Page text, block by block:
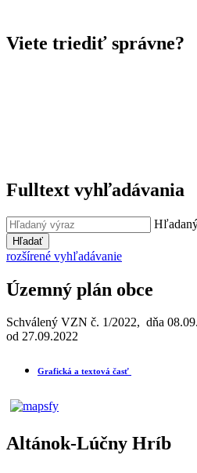
Viete triediť správne?
Fulltext vyhľadávania
Hľadať
rozšírené vyhľadávanie
Územný plán obce
Schválený VZN č. 1/2022, dňa
od 27.09.2022
Grafická a textová časť
Altánok-Lúčny Hríb